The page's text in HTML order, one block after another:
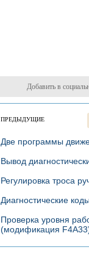
Добавить в
ПРЕДЫДУЩИЕ
Две программы
Вывод
Регулировка троса
Диагностические
Проверка уровня
(модификация